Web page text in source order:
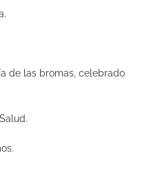
de las bromas, celebrado